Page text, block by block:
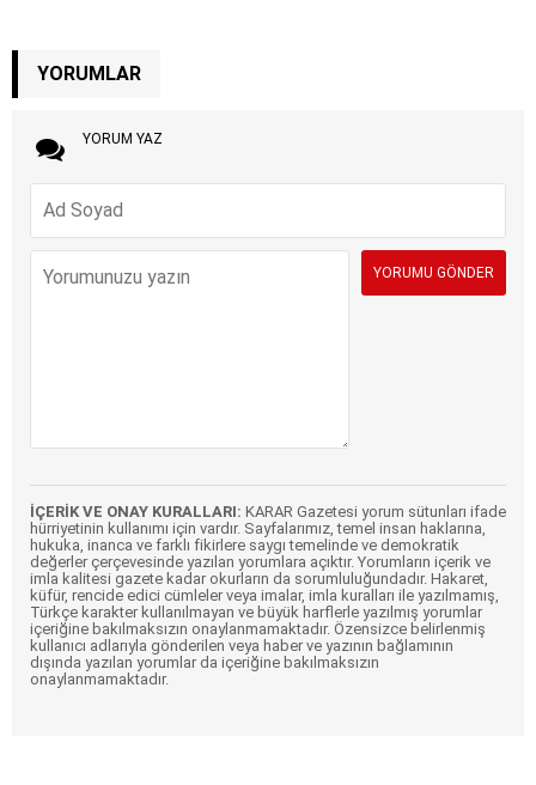
YORUMLAR
YORUM YAZ
İÇERİK VE ONAY KURALLARI: KARAR Gazetesi yorum sütunları ifade
hürriyetinin kullanımı için vardır. Sayfalarımız, temel insan haklarına,
hukuka, inanca ve farklı fikirlere saygı temelinde ve demokratik
değerler çerçevesinde yazılan yorumlara açıktır. Yorumların içerik ve
imla kalitesi gazete kadar okurların da sorumluluğundadır. Hakaret,
küfür, rencide edici cümleler veya imalar, imla kuralları ile yazılmamış,
Türkçe karakter kullanılmayan ve büyük harflerle yazılmış yorumlar
içeriğine bakılmaksızın onaylanmamaktadır. Özensizce belirlenmiş
kullanıcı adlarıyla gönderilen veya haber ve yazının bağlamının
dışında yazılan yorumlar da içeriğine bakılmaksızın
onaylanmamaktadır.